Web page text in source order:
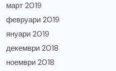
март 2019
февруари 2019
януари 2019
декември 2018
ноември 2018